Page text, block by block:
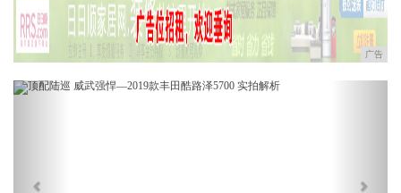
广告
Previous